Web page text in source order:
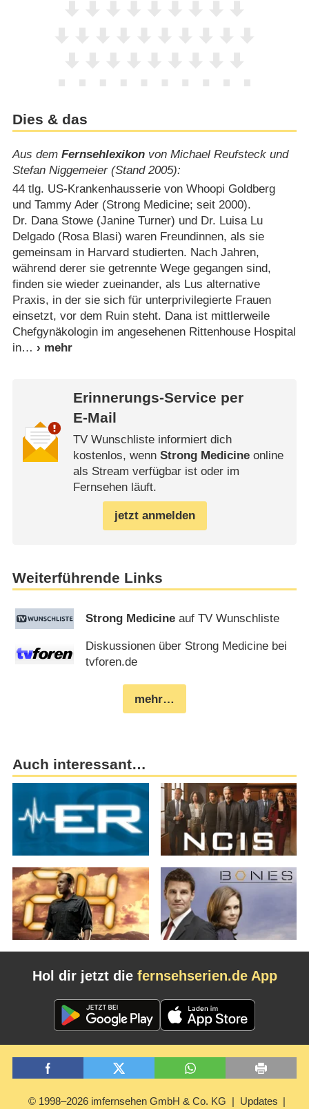
Dies & das
Aus dem Fernsehlexikonvon Michael Reufsteck und
Stefan Niggemeier (Stand 2005):
44 tlg. US-Krankenhausserie von Whoopi Goldberg
und Tammy Ader (Strong Medicine; seit 2000).
Dr. Dana Stowe (Janine Turner) und Dr. Luisa Lu
Delgado (Rosa Blasi) waren Freundinnen, als sie
gemeinsam in Harvard studierten. Nach Jahren,
während derer sie getrennte Wege gegangen sind,
finden sie wieder zueinander, als Lus alternative
Praxis, in der sie sich für unterprivilegierte Frauen
einsetzt, vor dem Ruin steht. Dana ist mittlerweile
Chefgynäkologin im angesehenen Rittenhouse Hospital
in
Erinnerungs-Service per
E-Mail
TV Wunschliste informiert dich
kostenlos, wenn Strong Medicineonline
als Stream verfügbar ist oder im
Fernsehen läuft.
jetzt anmelden
Weiterführende Links
Strong Medicine auf TV Wunschliste
Diskussionen über Strong Medicine bei
tvforen.de
mehr…
Auch interessant…
Hol dir jetzt die fernsehserien.de App
© 1998–2026 imfernsehen GmbH & Co. KG Updates